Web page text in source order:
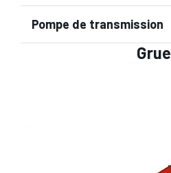
Pompe de transmission
Grue